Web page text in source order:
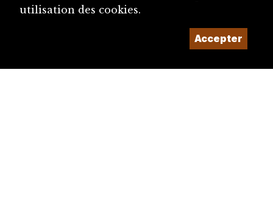
utilisation des cookies.
Accepter